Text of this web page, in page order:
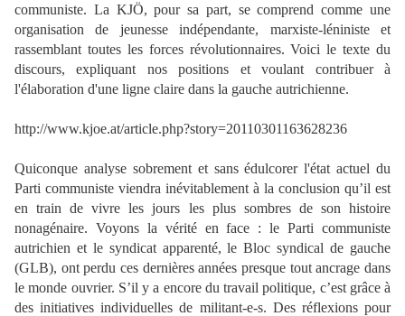
communiste. La KJÖ, pour sa part, se comprend comme une
organisation de jeunesse indépendante, marxiste-léniniste et
rassemblant toutes les forces révolutionnaires. Voici le texte du
discours, expliquant nos positions et voulant contribuer à
l'élaboration d'une ligne claire dans la gauche autrichienne.
http://www.kjoe.at/article.php?story=20110301163628236
Quiconque analyse sobrement et sans édulcorer l'état actuel du
Parti communiste viendra inévitablement à la conclusion qu’il est
en train de vivre les jours les plus sombres de son histoire
nonagénaire. Voyons la vérité en face : le Parti communiste
autrichien et le syndicat apparenté, le Bloc syndical de gauche
(GLB), ont perdu ces dernières années presque tout ancrage dans
le monde ouvrier. S’il y a encore du travail politique, c’est grâce à
des initiatives individuelles de militant-e-s. Des réflexions pour